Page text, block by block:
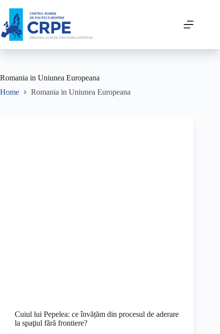
Romania in Uniunea Europeana
Home
Romania in Uniunea Europeana
Cuiul lui Pepelea: ce învățăm din procesul de aderare
la spaţiul fără frontiere?